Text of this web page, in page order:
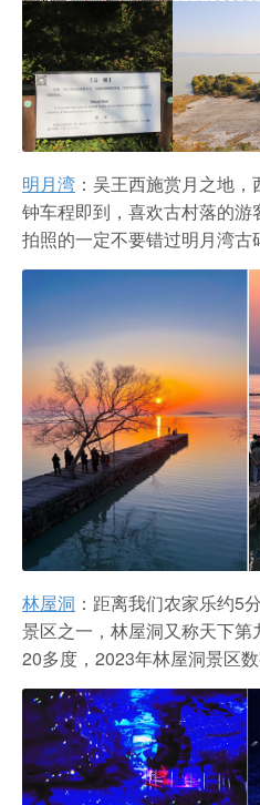
明月湾 ：吴王西施赏月之地
钟车程即到，喜欢古村落的
拍照的一定不要错过明月湾古
林屋洞 ：距离我们农家乐约5
景区之一，林屋洞又称天下
20多度，2023年林屋洞景区数